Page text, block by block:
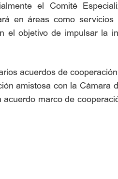
el Comité
en áreas como
el objetivo de impulsar la
acuerdos de
amistosa con la
marco de